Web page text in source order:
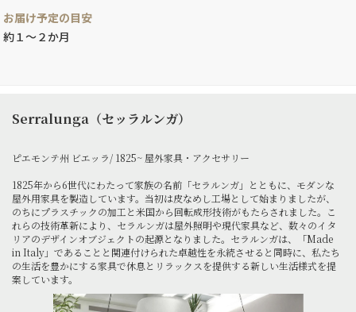
お届け予定の目安
約１～２か月
Serralunga（セッラルンガ）
ピエモンテ州 ビエッラ/ 1825~ 屋外家具・アクセサリー
1825年から6世代にわたって家族の名前「セラルンガ」とともに、モダンな
屋外用家具を製造しています。当初は皮なめし工場として始まりましたが、
のちにプラスチックの加工と米国から回転成形技術がもたらされました。こ
れらの技術革新により、セラルンガは屋外照明や現代家具など、数々のイタ
リアのデザインオブジェクトの起源となりました。セラルンガは、「Made
in Italy」であることと関連付けられた卓越性を永続させると同時に、私たち
の生活を豊かにする家具で休息とリラックスを提供する新しい生活様式を提
案しています。